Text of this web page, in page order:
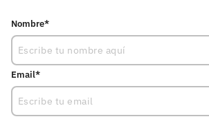
Nombre*
Email*